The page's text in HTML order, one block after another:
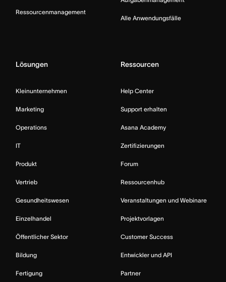
Ressourcenmanagement
Alle Anwendungsfälle
Lösungen
Kleinunternehmen
Marketing
Operations
IT
Produkt
Vertrieb
Gesundheitswesen
Einzelhandel
Öffentlicher Sektor
Bildung
Fertigung
Ressourcen
Help Center
Support erhalten
Asana Academy
Zertifizierungen
Forum
Ressourcenhub
Veranstaltungen und Webinare
Projektvorlagen
Customer Success
Entwickler und API
Partner